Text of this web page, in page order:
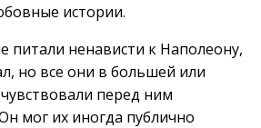
истории.
питали ненависти к Наполеону,
но все они в большей или
перед ним
мог их иногда публично